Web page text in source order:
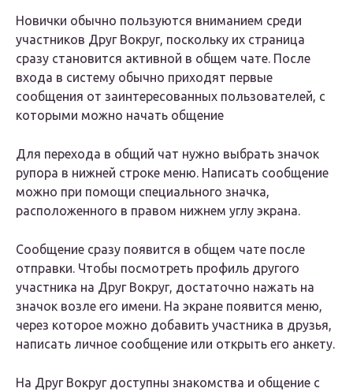
Новички обычно пользуются вниманием среди
участников Друг Вокруг, поскольку их страница
сразу становится активной в общем чате. После
входа в систему обычно приходят первые
сообщения от заинтересованных пользователей, с
которыми можно начать общение
Для перехода в общий чат нужно выбрать значок
рупора в нижней строке меню. Написать сообщение
можно при помощи специального значка,
расположенного в правом нижнем углу экрана.
Сообщение сразу появится в общем чате после
отправки. Чтобы посмотреть профиль другого
участника на Друг Вокруг, достаточно нажать на
значок возле его имени. На экране появится меню,
через которое можно добавить участника в друзья,
написать личное сообщение или открыть его анкету.
На Друг Вокруг доступны знакомства и общение с